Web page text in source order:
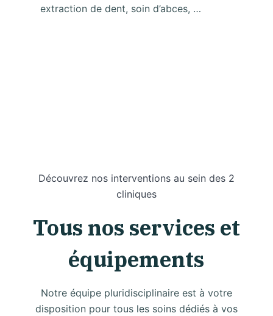
extraction de dent, soin d’abces, …
Découvrez nos interventions au sein des 2
cliniques
Tous nos services et
équipements
Notre équipe pluridisciplinaire est à votre
disposition pour tous les soins dédiés à vos